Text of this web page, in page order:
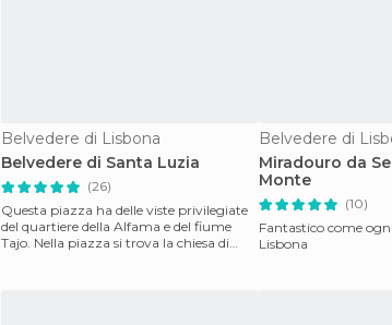
Belvedere di Lisbona
Belvedere di Santa Luzia
(26)
Questa piazza ha delle viste privilegiate
del quartiere della Alfama e del fiume
Tajo. Nella piazza si trova la chiesa di
Belvedere di
Miradouro da
Monte
(10)
Fantastico come
Lisbona